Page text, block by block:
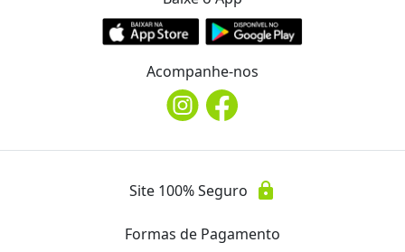
Acompanhe-nos
Site 100% Seguro lock
Formas de Pagamento